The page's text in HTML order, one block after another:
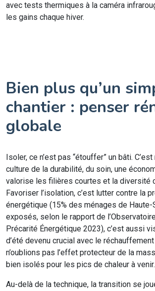
avec tests thermiques à la caméra
les gains chaque hiver.
Bien plus qu’un
chantier : penser
globale
Isoler, ce n’est pas “étouffer” un bâti.
culture de la durabilité, du soin, une
valorise les filières courtes et la diversité
Favoriser l’isolation, c’est lutter contre la
énergétique (15% des ménages de
exposés, selon le rapport de
Précarité Énergétique 2023), c’est aussi
d’été devenu crucial avec le
n’oublions pas l’effet protecteur de la
bien isolés pour les pics de chaleur à venir.
Au-delà de la technique, la transition se